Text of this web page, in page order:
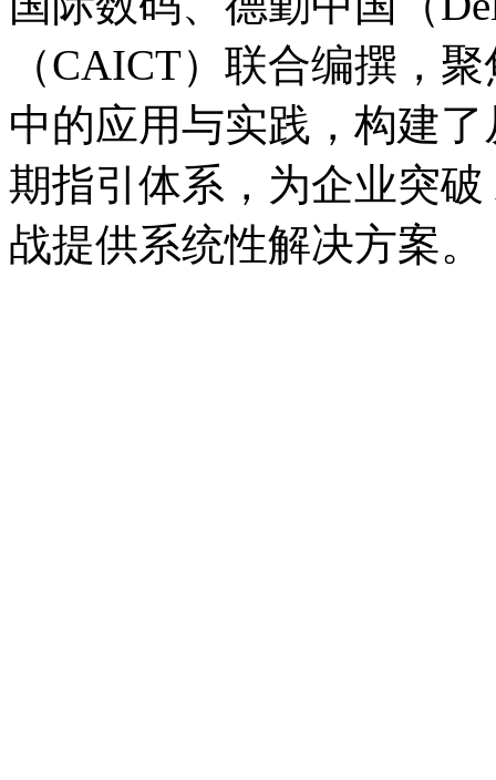
（CAICT）联合编撰
中的应用与实践，构
期指引体系，为企业突
战提供系统性解决方案。